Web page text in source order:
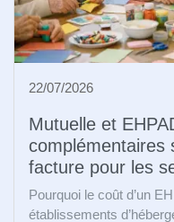
22/07/2026
Mutuelle et
complémentaires
facture pour les
Pourquoi le coût d’un
établissements